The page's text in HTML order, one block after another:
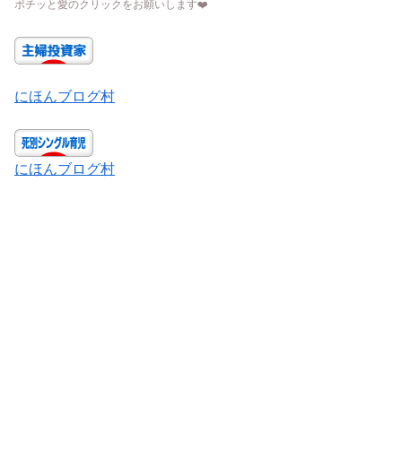
ポチッと愛のクリックをお願いします❤️
にほんブログ村
にほんブログ村